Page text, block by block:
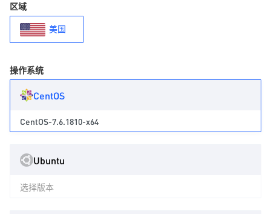
区域
美国
操作系统
CentOS
CentOS-7.6.1810-x64
Ubuntu
选择版本